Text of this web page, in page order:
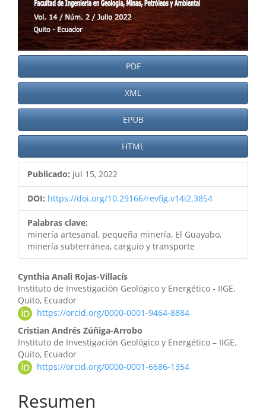
PDF
XML
EPUB
HTML
Publicado: jul 15, 2022
DOI: https://doi.org/10.29166/revfig.v14i2.3854
Palabras clave:
minería artesanal, pequeña minería, El Guayabo,
minería subterránea, carguío y transporte
Contenido
principal
del
artículo
Cynthia Anali Rojas-Villacís
Instituto de Investigación Geológico y Energético - IIGE.
Quito, Ecuador
https://orcid.org/0000-0001-9464-8884
Cristian Andrés Zúñiga-Arrobo
Instituto de Investigación Geológico y Energético – IIGE.
Quito, Ecuador
https://orcid.org/0000-0001-6686-1354
Resumen